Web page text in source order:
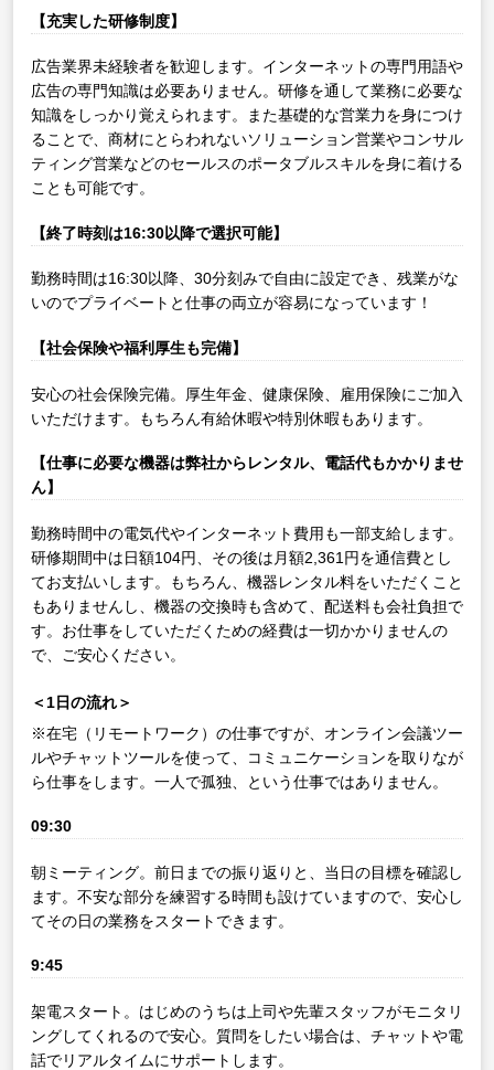
【充実した研修制度】
広告業界未経験者を歓迎します。インターネットの専門用語や
広告の専門知識は必要ありません。研修を通して業務に必要な
知識をしっかり覚えられます。また基礎的な営業力を身につけ
ることで、商材にとらわれないソリューション営業やコンサル
ティング営業などのセールスのポータブルスキルを身に着ける
ことも可能です。
【終了時刻は16:30以降で選択可能】
勤務時間は16:30以降、30分刻みで自由に設定でき、残業がな
いのでプライベートと仕事の両立が容易になっています！
【社会保険や福利厚生も完備】
安心の社会保険完備。厚生年金、健康保険、雇用保険にご加入
いただけます。もちろん有給休暇や特別休暇もあります。
【仕事に必要な機器は弊社からレンタル、電話代もかかりませ
ん】
勤務時間中の電気代やインターネット費用も一部支給します。
研修期間中は日額104円、その後は月額2,361円を通信費とし
てお支払いします。もちろん、機器レンタル料をいただくこと
もありませんし、機器の交換時も含めて、配送料も会社負担で
す。お仕事をしていただくための経費は一切かかりませんの
で、ご安心ください。
＜1日の流れ＞
※在宅（リモートワーク）の仕事ですが、オンライン会議ツー
ルやチャットツールを使って、コミュニケーションを取りなが
ら仕事をします。一人で孤独、という仕事ではありません。
09:30
朝ミーティング。前日までの振り返りと、当日の目標を確認し
ます。不安な部分を練習する時間も設けていますので、安心し
てその日の業務をスタートできます。
9:45
架電スタート。はじめのうちは上司や先輩スタッフがモニタリ
ングしてくれるので安心。質問をしたい場合は、チャットや電
話でリアルタイムにサポートします。